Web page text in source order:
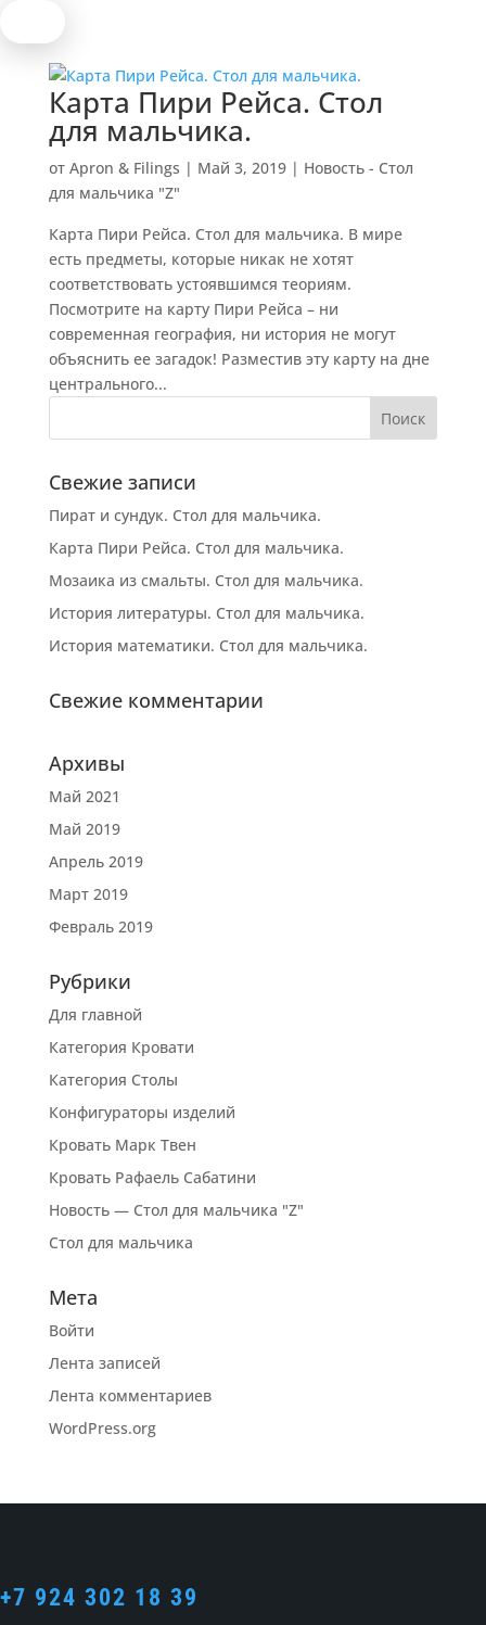
Карта Пири Рейса. Стол
для мальчика.
от Apron & Filings | Май 3, 2019| Новость - Стол
для мальчика "Z"
Карта Пири Рейса. Стол для мальчика. В мире
есть предметы, которые никак не хотят
соответствовать устоявшимся теориям.
Посмотрите на карту Пири Рейса – ни
современная география, ни история не могут
объяснить ее загадок! Разместив эту карту на дне
центрального...
Свежие записи
Пират и сундук. Стол для мальчика.
Карта Пири Рейса. Стол для мальчика.
Мозаика из смальты. Стол для мальчика.
История литературы. Стол для мальчика.
История математики. Стол для мальчика.
Свежие комментарии
Архивы
Май 2021
Май 2019
Апрель 2019
Март 2019
Февраль 2019
Рубрики
Для главной
Категория Кровати
Категория Столы
Конфигураторы изделий
Кровать Марк Твен
Кровать Рафаель Сабатини
Новость — Стол для мальчика "Z"
Стол для мальчика
Мета
Войти
Лента записей
Лента комментариев
WordPress.org
+7 924 302 18 39